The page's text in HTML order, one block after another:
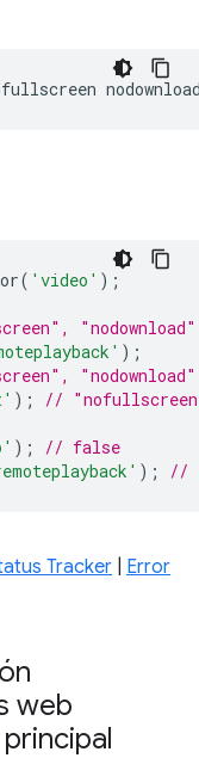
( 'video' );
);
); // "nofullscreen
);
// false
); //
Tracker
Error
web